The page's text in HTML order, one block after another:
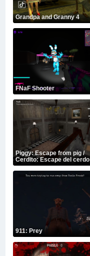
Grandpa and Granny 4
FNaF Shooter
Piggy: Escape from pig /
Cerdito: Escape del cerdo
911: Prey